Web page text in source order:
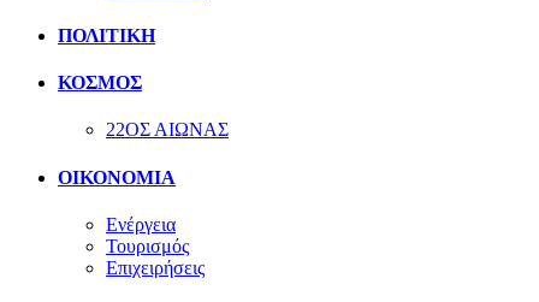
ΠΟΛΙΤΙΚΗ
ΚΟΣΜΟΣ
22ΟΣ ΑΙΩΝΑΣ
ΟΙΚΟΝΟΜΙΑ
Ενέργεια
Τουρισμός
Επιχειρήσεις